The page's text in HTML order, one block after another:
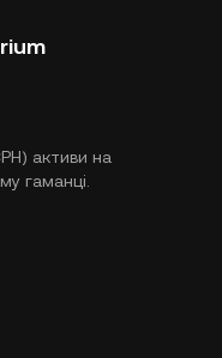
активи на
гаманці.